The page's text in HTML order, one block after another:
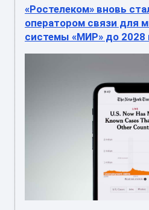
«Ростелеком» вновь
оператором связи для
системы «МИР» до 2028